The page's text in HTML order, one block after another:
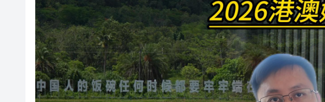
大嶼山打擊電動可移動工具 拘捕一對男女
我國成功發射通信技術試驗衛星二十六號A星
警方東九龍反非法勞工 拘捕11名男女
皖休寧海陽鎮：菊花飄香採摘忙
林定國：截至2025年8月港府已發行約2400億港元綠債